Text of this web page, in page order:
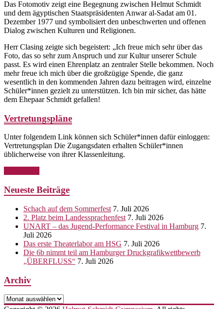
Das Fotomotiv zeigt eine Begegnung zwischen Helmut Schmidt
und dem ägyptischen Staatspräsidenten Anwar al-Sadat am 01.
Dezember 1977 und symbolisiert den unbeschwerten und offenen
Dialog zwischen Kulturen und Religionen.
Herr Clasing zeigte sich begeistert: „Ich freue mich sehr über das
Foto, das so sehr zum Anspruch und zur Kultur unserer Schule
passt. Es wird einen Ehrenplatz an zentraler Stelle bekommen. Noch
mehr freue ich mich über die großzügige Spende, die ganz
wesentlich in den kommenden Jahren dazu beitragen wird, einzelne
Schüler*innen gezielt zu unterstützen. Ich bin mir sicher, das hätte
dem Ehepaar Schmidt gefallen!
Vertretungspläne
Unter folgendem Link können sich Schüler*innen dafür einloggen:
Vertretungsplan Die Zugangsdaten erhalten Schüler*innen
üblicherweise von ihrer Klassenleitung.
Neueste Beiträge
Schach auf dem Sommerfest 7. Juli 2026
2. Platz beim Landessprachenfest 7. Juli 2026
UNART – das Jugend-Performance Festival in Hamburg 7.
Juli 2026
Das erste Theaterlabor am HSG 7. Juli 2026
Die 6b nimmt teil am Hamburger Druckgrafikwettbewerb
„ÜBERFLUSS“ 7. Juli 2026
Archiv
Archiv